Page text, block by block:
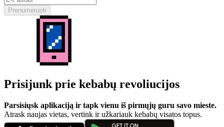
Prenumeruoti
Prisijunk prie kebabų revoliucijos
Parsisiųsk aplikaciją ir tapk vienu iš pirmųjų guru savo mieste.
Atrask naujas vietas, vertink ir užkariauk kebabų visatos topus.